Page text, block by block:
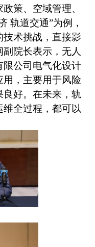
策、空域管理、
轨道交通”为例，
术挑战，直接影
院长表示，无人
限公司电气化设计
，主要用于风险
好。在未来，轨
全过程，都可以